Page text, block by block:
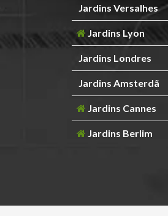
Jardins Versalhes
Jardins Lyon
Jardins Londres
Jardins Amsterdã
Jardins Cannes
Jardins Berlim